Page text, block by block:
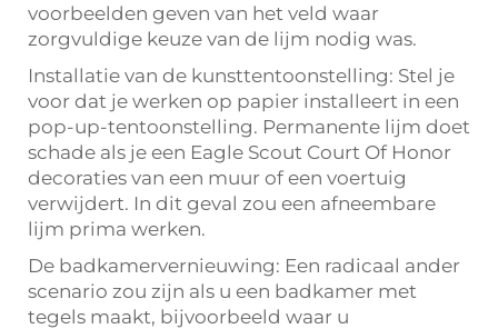
voorbeelden geven van het veld waar
zorgvuldige keuze van de lijm nodig was.
Installatie van de kunsttentoonstelling: Stel je
voor dat je werken op papier installeert in een
pop-up-tentoonstelling. Permanente lijm doet
schade als je een Eagle Scout Court Of Honor
decoraties van een muur of een voertuig
verwijdert. In dit geval zou een afneembare
lijm prima werken.
De badkamervernieuwing: Een radicaal ander
scenario zou zijn als u een badkamer met
tegels maakt, bijvoorbeeld waar u